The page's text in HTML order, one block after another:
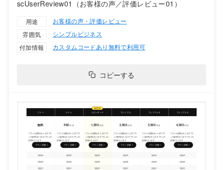
scUserReview01（お客様の声／評価レビュー01）
用途
お客様の声・評価レビュー
雰囲気
シンプルビジネス
付加情報
カスタムコードあり 無料で利用可
コピーする